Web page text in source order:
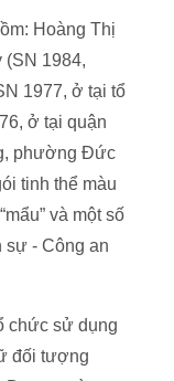
Hoàng Thị
(SN 1984,
1977, ở tại tổ
ở tại quận
phường Đức
tinh thể màu
và một số
sự - Công an
chức sử dụng
đối tượng